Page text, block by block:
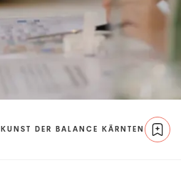
KUNST DER BALANCE KÄRNTEN